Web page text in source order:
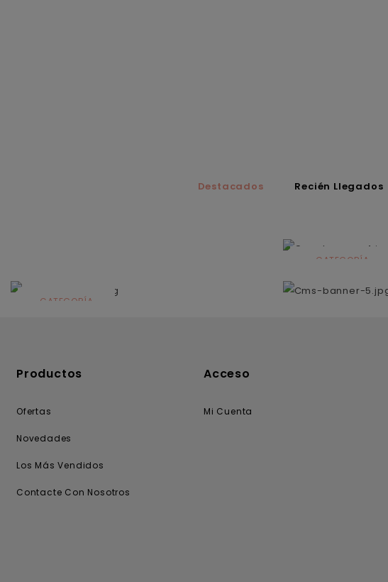
Destacados Recién Llegados
CATEGORÍA
CATEGORÍA
Productos
Ofertas
Novedades
Los Más Vendidos
Contacte Con Nosotros
Acceso
Mi Cuenta